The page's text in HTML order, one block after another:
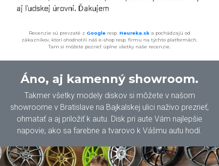
Recenzie sú prevzaté z Google resp. Heureka.sk a pochádzajú od
zákazníkov, ktorí ohodnotili náš e-shop resp. firmu na týchto platformách.
Tam si môžete pozrieť úplne všetky naše recenzie.
Áno, aj kamenný showroom.
Takmer všetky modely diskov si môžete v našom
showroome v Bratislave na Bajkalskej ulici naživo prezrieť,
ohmatať a aj priložiť k autu. Disk pri aute Vám najlepšie
napovie, ako sa farebne a tvarovo k Vášmu autu hodí.